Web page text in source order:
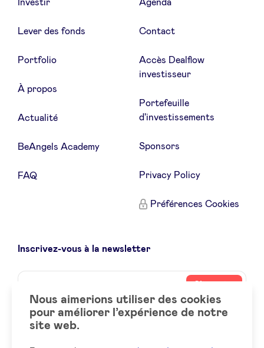
Investir
Lever des fonds
Portfolio
À propos
Actualité
BeAngels Academy
FAQ
Agenda
Contact
Accès Dealflow
investisseur
Portefeuille
d'investissements
Sponsors
Privacy Policy
Préférences Cookies
Inscrivez-vous à la newsletter
Name
Votre
email
Social
LinkedIn
Nous aimerions utiliser des cookies
pour améliorer l’expérience de notre
site web.